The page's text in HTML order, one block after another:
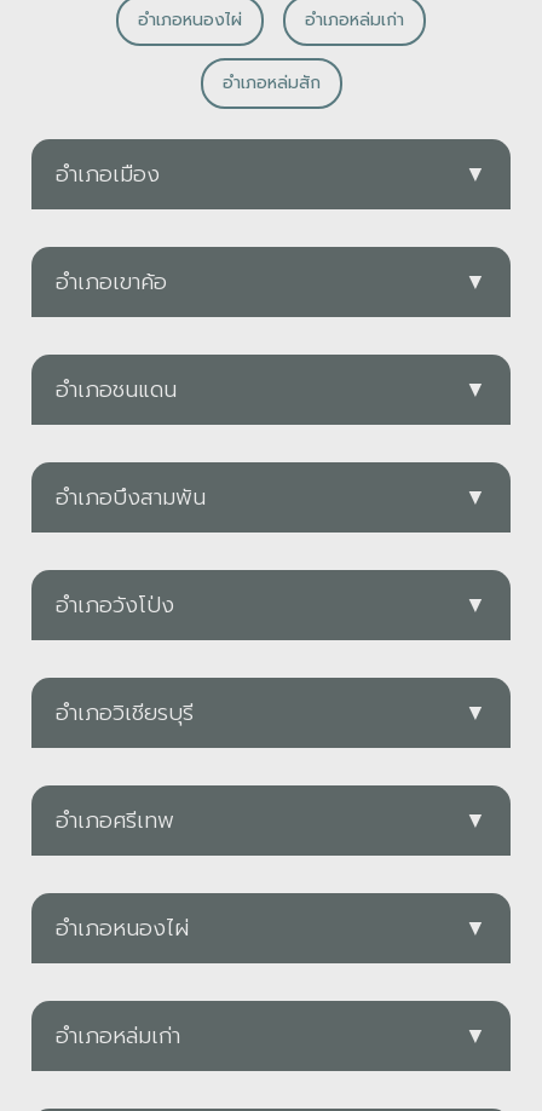
อำเภอหนองไผ่ อำเภอหล่มเก่า
อำเภอหล่มสัก
อำเภอเมือง ▼
ดาวน์โหลด
PDF
อบต.นางั่ว
PDF
อบต.นาป่า
อำเภอเขาค้อ ▼
ดาวน์โหลด
PDF
อบต.ทุ่งสมอ
อำเภอชนแดน ▼
PDF
ดาวน์โหลด
PDF
อบต.ดงขุย
อำเภอบึงสามพัน ▼
ดาวน์โหลด
PDF
อำเภอวังโป่ง ▼
PDF
ดาวน์โหลด
PDF
อำเภอวิเชียรบุรี ▼
ดาวน์โหลด
PDF
อำเภอศรีเทพ ▼
PDF
ดาวน์โหลด
อำเภอหนองไผ่ ▼
PDF
อำเภอหล่มเก่า ▼